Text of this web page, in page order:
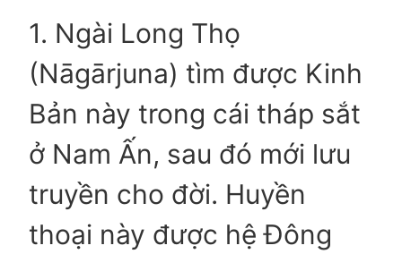
1. Ngài Long Thọ
(Nāgārjuna) tìm được Kinh
Bản này trong cái tháp sắt
ở Nam Ấn, sau đó mới lưu
truyền cho đời. Huyền
thoại này được hệ Đông